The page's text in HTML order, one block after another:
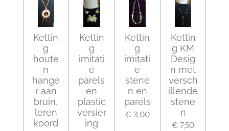
Kettin
g
houte
n
hange
r aan
bruin,
leren
koord
Kettin
g
imitati
e
parels
en
plastic
versier
ing
Kettin
g
imitati
e
stene
n en
parels
€ 3,00
Kettin
g KM
Desig
n met
versch
illende
stene
n
€ 7,50